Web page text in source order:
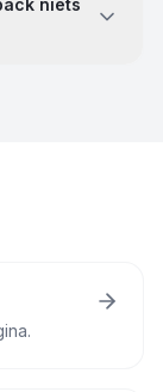
niets